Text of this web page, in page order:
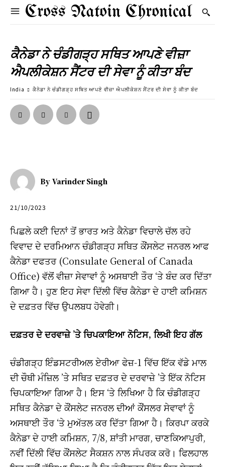
Cross Natoin Chronical
ਕੈਨੇਡਾ ਨੇ ਚੰਡੀਗੜ੍ਹ ਸਥਿਤ ਆਪਣੇ ਵੀਜ਼ਾ
ਐਪਲੀਕੇਸ਼ਨ ਸੈਂਟਰ ਦੀ ਸੇਵਾ ਨੂੰ ਕੀਤਾ ਬੰਦ
India ਕੈਨੇਡਾ ਨੇ ਚੰਡੀਗੜ੍ਹ ਸਥਿਤ ਆਪਣੇ ਵੀਜ਼ਾ ਐਪਲੀਕੇਸ਼ਨ ਸੈਂਟਰ ਦੀ ਸੇਵਾ ਨੂੰ ਕੀਤਾ ਬੰਦ
By Varinder Singh
21/10/2023
ਪਿਛਲੇ ਕਈ ਦਿਨਾਂ ਤੋਂ ਭਾਰਤ ਅਤੇ ਕੈਨੇਡਾ ਵਿਚਾਲੇ ਚੱਲ ਰਹੇ
ਵਿਵਾਦ ਦੇ ਦਰਮਿਆਨ ਚੰਡੀਗੜ੍ਹ ਸਥਿਤ ਕੌਂਸਲੇਟ ਜਨਰਲ ਆਫ
ਕੈਨੇਡਾ ਦਫਤਰ (Consulate General of Canada
Office) ਵੱਲੋਂ ਵੀਜ਼ਾ ਸੇਵਾਵਾਂ ਨੂੰ ਅਸਥਾਈ ਤੌਰ ‘ਤੇ ਬੰਦ ਕਰ ਦਿੱਤਾ
ਗਿਆ ਹੈ। ਹੁਣ ਇਹ ਸੇਵਾ ਦਿੱਲੀ ਵਿੱਚ ਕੈਨੇਡਾ ਦੇ ਹਾਈ ਕਮਿਸ਼ਨ
ਦੇ ਦਫ਼ਤਰ ਵਿੱਚ ਉਪਲਬਧ ਹੋਵੇਗੀ।
ਦਫ਼ਤਰ ਦੇ ਦਰਵਾਜ਼ੇ ’ਤੇ ਚਿਪਕਾਇਆ ਨੋਟਿਸ, ਲਿਖੀ ਇਹ ਗੱਲ
ਚੰਡੀਗੜ੍ਹ ਇੰਡਸਟਰੀਅਲ ਏਰੀਆ ਫੇਜ਼-1 ਵਿੱਚ ਇੱਕ ਵੱਡੇ ਮਾਲ
ਦੀ ਚੌਥੀ ਮੰਜ਼ਿਲ ’ਤੇ ਸਥਿਤ ਦਫ਼ਤਰ ਦੇ ਦਰਵਾਜ਼ੇ ’ਤੇ ਇੱਕ ਨੋਟਿਸ
ਚਿਪਕਾਇਆ ਗਿਆ ਹੈ। ਇਸ ‘ਤੇ ਲਿਖਿਆ ਹੈ ਕਿ ਚੰਡੀਗੜ੍ਹ
ਸਥਿਤ ਕੈਨੇਡਾ ਦੇ ਕੌਂਸਲੇਟ ਜਨਰਲ ਦੀਆਂ ਕੌਂਸਲਰ ਸੇਵਾਵਾਂ ਨੂੰ
ਅਸਥਾਈ ਤੌਰ ‘ਤੇ ਮੁਅੱਤਲ ਕਰ ਦਿੱਤਾ ਗਿਆ ਹੈ। ਕਿਰਪਾ ਕਰਕੇ
ਕੈਨੇਡਾ ਦੇ ਹਾਈ ਕਮਿਸ਼ਨ, 7/8, ਸ਼ਾਂਤੀ ਮਾਰਗ, ਚਾਣਕਿਆਪੁਰੀ,
ਨਵੀਂ ਦਿੱਲੀ ਵਿੱਚ ਕੌਂਸਲੇਟ ਸੈਕਸ਼ਨ ਨਾਲ ਸੰਪਰਕ ਕਰੋ। ਫਿਲਹਾਲ